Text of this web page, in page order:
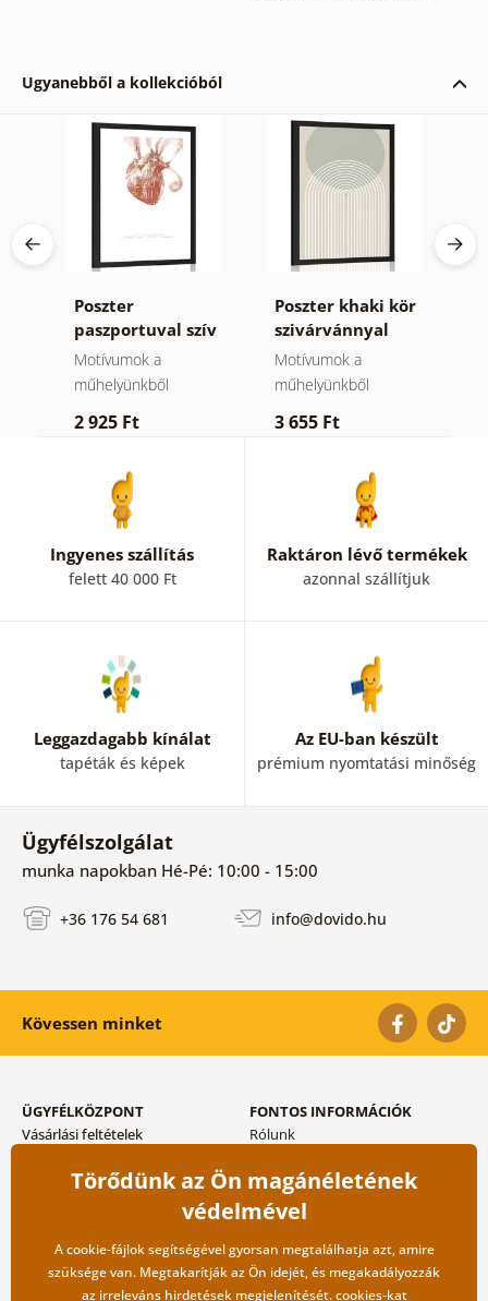
Ugyanebből a kollekcióból
Poszter
paszportuval szív
idézettel
Motívumok a
műhelyünkből
2 925 Ft
Poszter khaki kör
szivárvánnyal
Mid-Century.
Motívumok a
műhelyünkből
3 655 Ft
Ingyenes szállítás
felett 40 000 Ft
Raktáron lévő termékek
azonnal szállítjuk
Leggazdagabb kínálat
tapéták és képek
Az EU-ban készült
prémium nyomtatási minőség
Ügyfélszolgálat
munka napokban Hé-Pé: 10:00 - 15:00
+36 176 54 681 info@dovido.hu
Kövessen minket
ÜGYFÉLKÖZPONT
Vásárlási feltételek
Szállítási és fizetési módok
FONTOS INFORMÁCIÓK
Rólunk
Blog
Kapcsolat
Nagykereskedelmi
együttműködés
Törődünk az Ön magánéletének
védelmével
A cookie-fájlok segítségével gyorsan megtalálhatja azt, amire
szüksége van. Megtakarítják az Ön idejét, és megakadályozzák
az irreleváns hirdetések megjelenítését.cookies-kat